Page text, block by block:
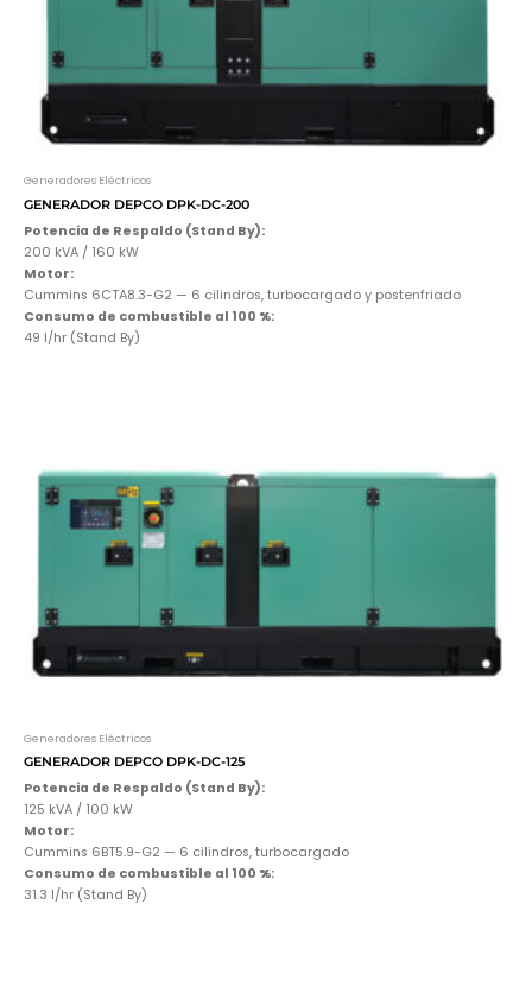
Generadores Eléctricos
GENERADOR DEPCO DPK-DC-200
Potencia de Respaldo (Stand By):
200 kVA / 160 kW
Motor:
Cummins 6CTA8.3-G2 — 6 cilindros, turbocargado y postenfriado
Consumo de combustible al 100 %:
49 l/hr (Stand By)
Generadores Eléctricos
GENERADOR DEPCO DPK-DC-125
Potencia de Respaldo (Stand By):
125 kVA / 100 kW
Motor:
Cummins 6BT5.9-G2 — 6 cilindros, turbocargado
Consumo de combustible al 100 %:
31.3 l/hr (Stand By)